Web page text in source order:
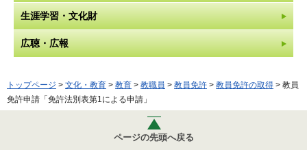
生涯学習・文化財
広聴・広報
トップページ > 文化・教育 > 教育 > 教職員 > 教員免許 > 教員免許の取得 > 教員
免許申請「免許法別表第1による申請」
ページの先頭へ戻る